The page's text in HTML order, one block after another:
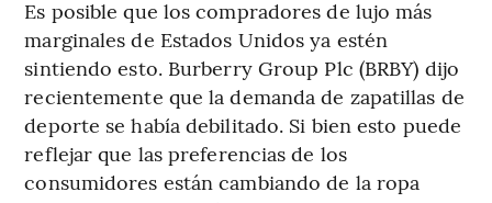
Es posible que los compradores de lujo más
marginales de Estados Unidos ya estén
sintiendo esto. Burberry Group Plc (BRBY) dijo
recientemente que la demanda de zapatillas de
deporte se había debilitado. Si bien esto puede
reflejar que las preferencias de los
consumidores están cambiando de la ropa